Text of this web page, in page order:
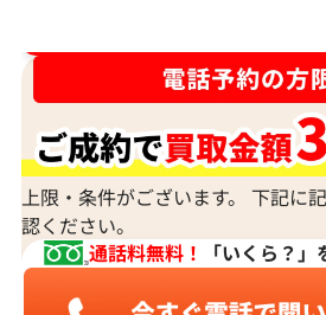
上限・条件がございます。 下記に
認ください。
通話料無料！
「いくら？